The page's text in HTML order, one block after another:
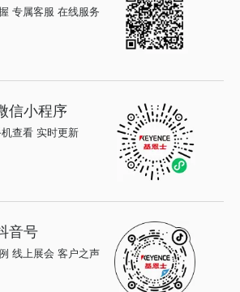
专属客服 在线服务
信小程序
查看 实时更新
音号
线上展会 客户之声